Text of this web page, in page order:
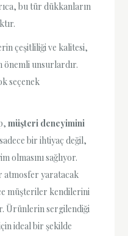
bu tür dükkanların
çeşitliliği ve kalitesi,
önemli unsurlardır.
seçenek
müşteri deneyimini
bir ihtiyaç değil,
olmasını sağlıyor.
atmosfer yaratacak
müşteriler kendilerini
Ürünlerin sergilendiği
ideal bir şekilde